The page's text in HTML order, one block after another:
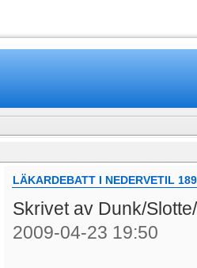
LÄKARDEBATT I NEDERVETIL
Skrivet av Dunk/
2009-04-23 19:50